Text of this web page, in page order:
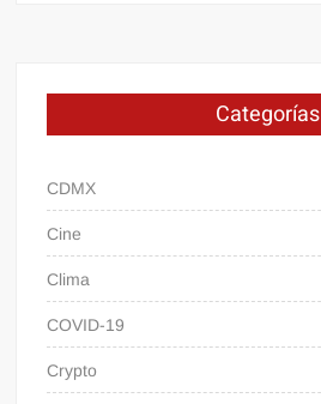
Categorías
CDMX
Cine
Clima
COVID-19
Crypto